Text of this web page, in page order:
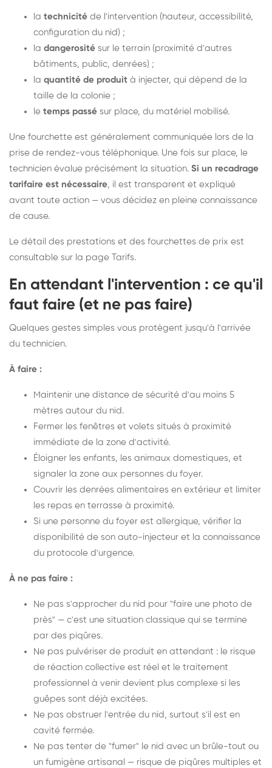
la technicité de l'intervention (hauteur, accessibilité,
configuration du nid) ;
la dangerosité sur le terrain (proximité d'autres
bâtiments, public, denrées) ;
la quantité de produit à injecter, qui dépend de la
taille de la colonie ;
le temps passé sur place, du matériel mobilisé.
Une fourchette est généralement communiquée lors de la
prise de rendez-vous téléphonique. Une fois sur place, le
technicien évalue précisément la situation. Si un recadrage
tarifaire est nécessaire, il est transparent et expliqué
avant toute action — vous décidez en pleine connaissance
de cause.
Le détail des prestations et des fourchettes de prix est
consultable sur la page Tarifs.
En attendant l'intervention : ce qu'il
faut faire (et ne pas faire)
Quelques gestes simples vous protègent jusqu'à l'arrivée
du technicien.
À faire :
Maintenir une distance de sécurité d'au moins 5
mètres autour du nid.
Fermer les fenêtres et volets situés à proximité
immédiate de la zone d'activité.
Éloigner les enfants, les animaux domestiques, et
signaler la zone aux personnes du foyer.
Couvrir les denrées alimentaires en extérieur et limiter
les repas en terrasse à proximité.
Si une personne du foyer est allergique, vérifier la
disponibilité de son auto-injecteur et la connaissance
du protocole d'urgence.
À ne pas faire :
Ne pas s'approcher du nid pour "faire une photo de
près" — c'est une situation classique qui se termine
par des piqûres.
Ne pas pulvériser de produit en attendant : le risque
de réaction collective est réel et le traitement
professionnel à venir devient plus complexe si les
guêpes sont déjà excitées.
Ne pas obstruer l'entrée du nid, surtout s'il est en
cavité fermée.
Ne pas tenter de "fumer" le nid avec un brûle-tout ou
un fumigène artisanal — risque de piqûres multiples et